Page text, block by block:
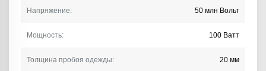
Напряжение: 50 млн Вольт
Мощность: 100 Ватт
Толщина пробоя одежды: 20 мм